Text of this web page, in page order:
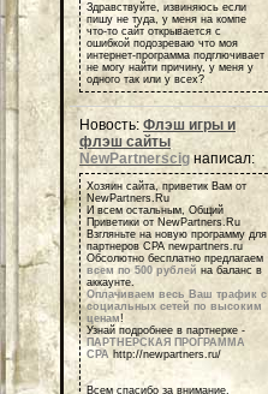
Здравствуйте, извиняюсь если
пишу не туда, у меня на компе
что-то сайт открывается с
ошибкой подозреваю что моя
интернет-программа подглючивает
не могу найти причину, у меня у
одного так или у всех?
Новость: Флэш игры и
флэш сайты
NewPartnerscigнаписал:
Хозяин сайта, приветик Вам от
NewPartners.Ru
И всем остальным, Общий
Приветики от NewPartners.Ru
Взгляньте на новую программу для
партнеров СРА newpartners.ru
Обсолютно бесплатно предлагаем
всем по 500 рублей на баланс в
аккаунте.
Оплачиваем весь Ваш трафик с
социальных сетей по высоким
ценам!
Узнай подробнее в партнерке -
ПАРТНЕРСКАЯ ПРОГРАММА
СРА http://newpartners.ru/
Всем спасибо за внимание,